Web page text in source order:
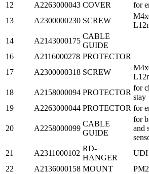
12
A2263000043 COVER for
13
A2300000230 SCREW
14 A2143000175
CABLE
GUIDE
16
A2116000278 PROTECTOR
17
A2300000318 SCREW
18 A2158000094 PROTECTOR
for
stay
19
A2263000044 PROTECTOR for
20 A2258000099
CABLE
GUIDE
for
and
21 A2311000102
RD-
HANGER
22
A2136000158 MOUNT